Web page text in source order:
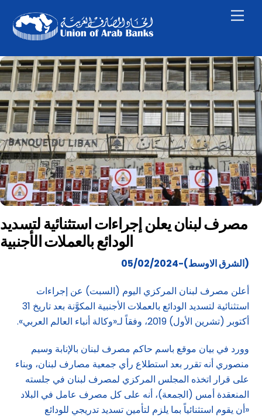
content
مصرف لبنان يعلن إجراءات استثنائية لتسديد
الودائع بالعملات الأجنبية
(الشرق الاوسط)-05/02/2024
أعلن مصرف لبنان المركزي اليوم (السبت) عن إجراءات
استثنائية لتسديد الودائع بالعملات الأجنبية المكوَّنة بعد تاريخ 31
أكتوبر (تشرين الأول) 2019، وفقاً لـ«وكالة أنباء العالم العربي».
وورد في بيان موقع باسم حاكم مصرف لبنان بالإنابة وسيم
منصوري أنه تقرر بعد استطلاع رأي جمعية مصارف لبنان، وبناء
على قرار اتخذه المجلس المركزي لمصرف لبنان في جلسته
المنعقدة أمس (الجمعة)، أنه على كل مصرف عامل في البلاد
«أن يقوم استثنائياً بما يلزم لتأمين تسديد تدريجي للودائع